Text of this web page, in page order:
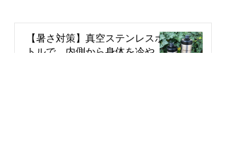
【暑さ対策】真空ステンレスボ
トルで、内側から身体を冷や